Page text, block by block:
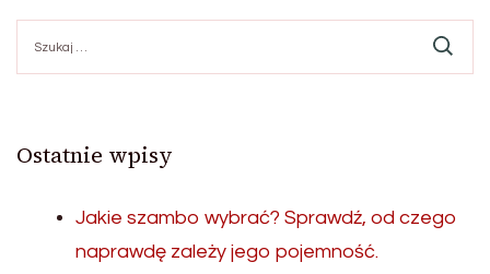
Ostatnie wpisy
Jakie szambo wybrać? Sprawdź, od czego
naprawdę zależy jego pojemność.